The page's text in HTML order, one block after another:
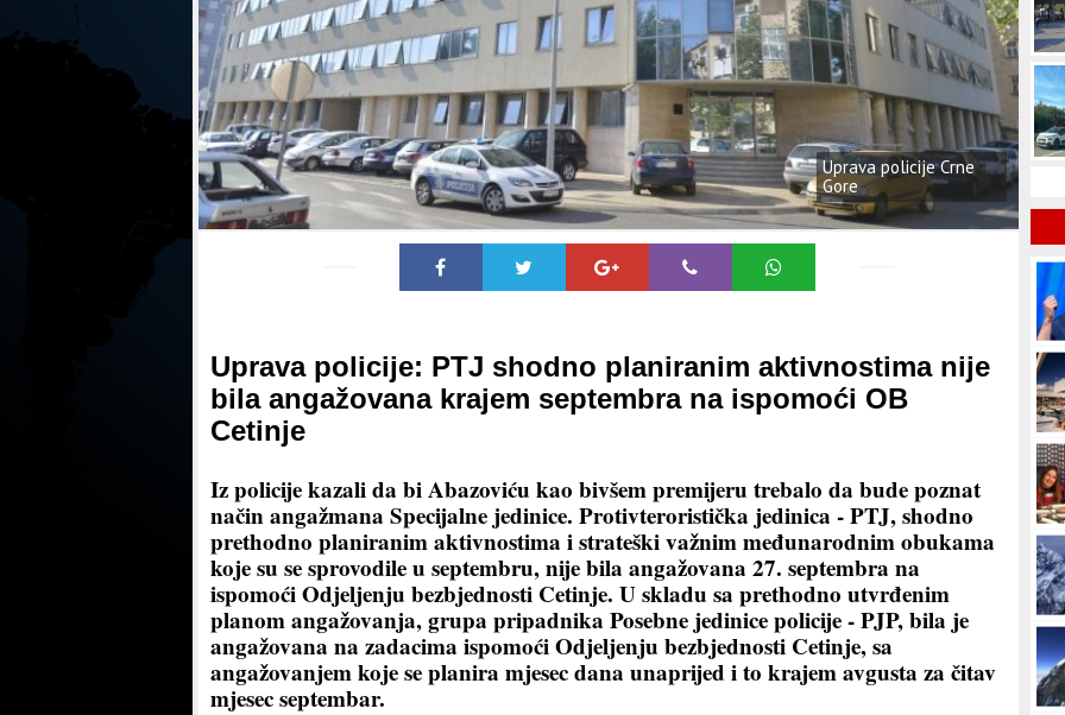
Uprava policije Crne
Gore
Uprava policije: PTJ shodno planiranim aktivnostima nije
bila angažovana krajem septembra na ispomoći OB
Cetinje
Iz policije kazali da bi Abazoviću kao bivšem premijeru trebalo da bude poznat
način angažmana Specijalne jedinice. Protivteroristička jedinica - PTJ, shodno
prethodno planiranim aktivnostima i strateški važnim međunarodnim obukama
koje su se sprovodile u septembru, nije bila angažovana 27. septembra na
ispomoći Odjeljenju bezbjednosti Cetinje. U skladu sa prethodno utvrđenim
planom angažovanja, grupa pripadnika Posebne jedinice policije - PJP, bila je
angažovana na zadacima ispomoći Odjeljenju bezbjednosti Cetinje, sa
angažovanjem koje se planira mjesec dana unaprijed i to krajem avgusta za čitav
mjesec septembar.